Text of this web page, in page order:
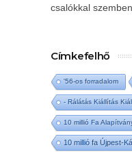
csalókkal szemben
Címkefelhő
'56-os forradalom
- Rálátás Kiállítás
10 millió Fa
10 millió fa Újpest-